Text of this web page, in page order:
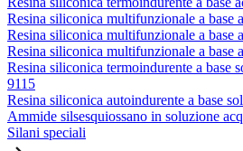
Resina siliconica multifunzionale a base
Resina siliconica multifunzionale a base
Resina siliconica multifunzionale a base
Resina siliconica termoindurente a base
9115
Resina siliconica autoindurente a base
Ammide silsesquiossano in soluzione
Silani speciali